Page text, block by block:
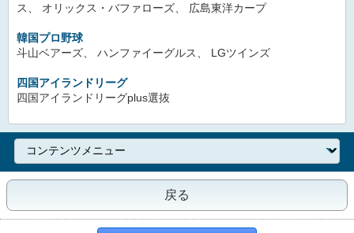
ス、 オリックス・バファローズ、 広島東洋カープ
韓国プロ野球
斗山ベアーズ、 ハンファイーグルス、 LGツインズ
四国アイランドリーグ
四国アイランドリーグplus選抜
戻る